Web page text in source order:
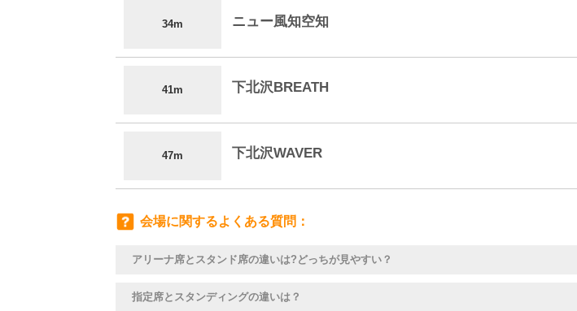
34m ニュー風知空知
41m 下北沢BREATH
47m 下北沢WAVER
会場に関するよくある質問
アリーナ席とスタンド席の違いは?どっちが見やすい？
指定席とスタンディングの違いは？